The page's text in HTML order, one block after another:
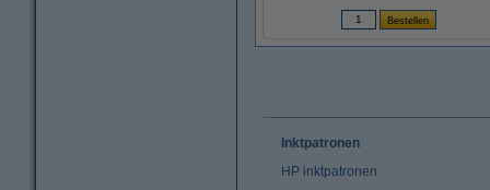
Inktpatronen
HP inktpatronen